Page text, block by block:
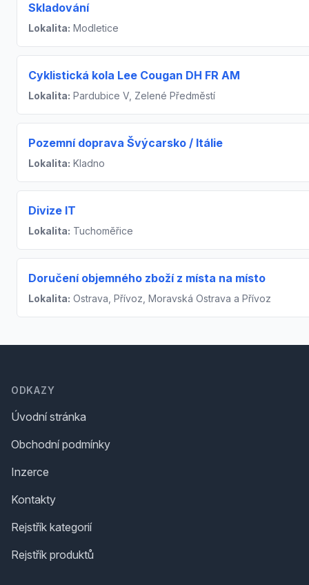
Skladování
Lokalita: Modletice
Cyklistická kola Lee Cougan DH FR AM
Lokalita: Pardubice V, Zelené Předměstí
Pozemní doprava Švýcarsko / Itálie
Lokalita: Kladno
Divize IT
Lokalita: Tuchoměřice
Doručení objemného zboží z místa na místo
Lokalita: Ostrava, Přívoz, Moravská Ostrava a Přívoz
ODKAZY
Úvodní stránka
Obchodní podmínky
Inzerce
Kontakty
Rejstřík kategorií
Rejstřík produktů